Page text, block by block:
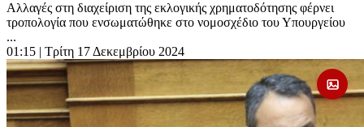
Αλλαγές στη διαχείριση της εκλογικής χρηματοδότησης φέρνει
τροπολογία που ενσωματώθηκε στο νομοσχέδιο του Υπουργείου
...
01:15 | Τρίτη 17 Δεκεμβρίου 2024